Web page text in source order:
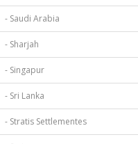
- Saudi Arabia
- Sharjah
- Singapur
- Sri Lanka
- Stratis Settlementes